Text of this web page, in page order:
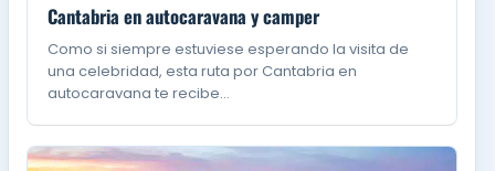
Cantabria en autocaravana y camper
Como si siempre estuviese esperando la visita de
una celebridad, esta ruta por Cantabria en
autocaravana te recibe…